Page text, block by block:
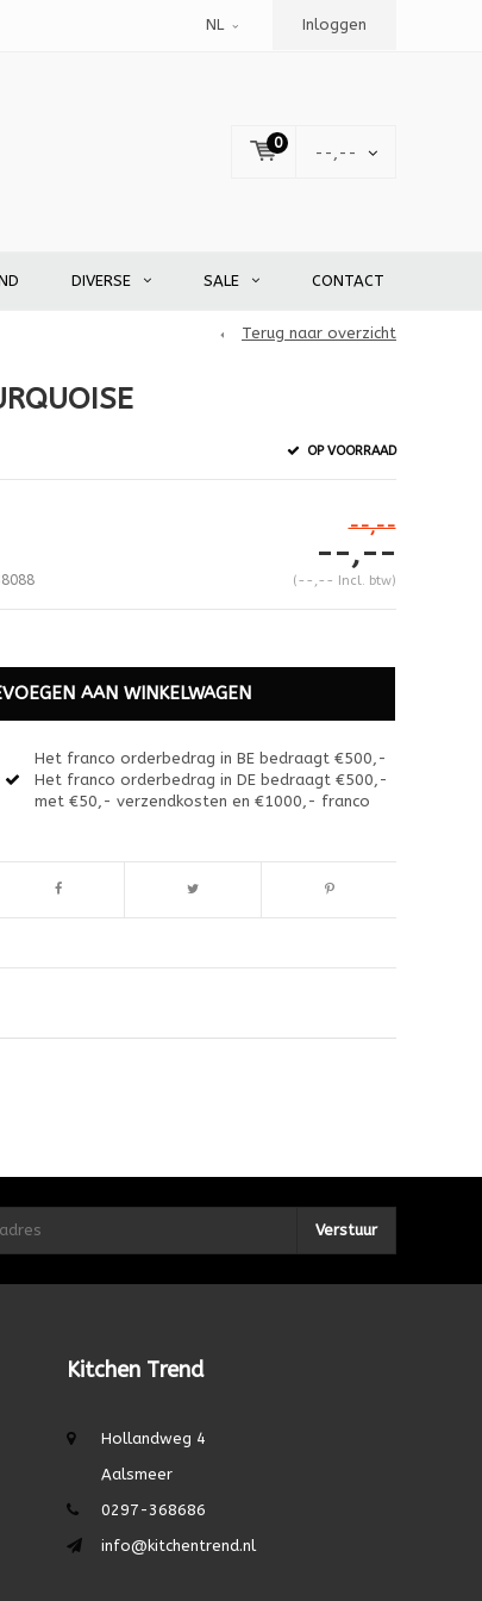
NL Inloggen
0
--,--
DIVERSE SALE CONTACT
Terug naar overzicht
OP VOORRAAD
--,--
--,--
(--,-- Incl. btw)
AAN WINKELWAGEN
Het franco orderbedrag in BE bedraagt €500,-
Het franco orderbedrag in DE bedraagt €500,-
met €50,- verzendkosten en €1000,- franco
Verstuur
Kitchen Trend
Hollandweg 4
Aalsmeer
0297-368686
info@kitchentrend.nl